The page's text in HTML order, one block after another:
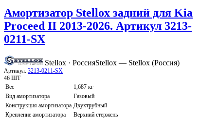
Амортизатор Stellox задний для Kia
Proceed II 2013-2026. Артикул 3213-
0211-SX
Stellox · РоссияStellox — Stellox (Россия)
Артикул: 3213-0211-SX
46 ШТ
Вес
1,687 кг
Вид амортизатора
Газовый
Конструкция амортизатора Двухтрубный
Крепление амортизатора
Верхний стержень